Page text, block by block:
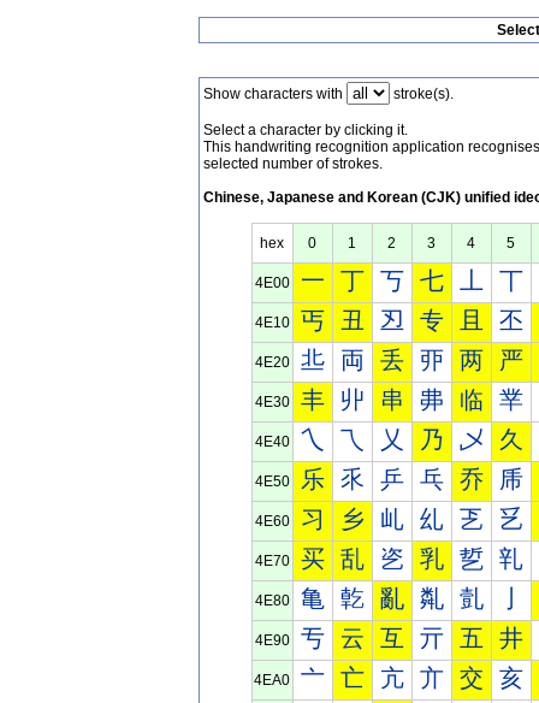
Show characters with stroke(s).
Select a character by clicking it.
This handwriting recognition application
selected number of strokes.
Chinese, Japanese and Korean (CJK) unified
hex 0 1 2 3 4 5
4E00 一 丁 丂 七 丅
4E10 丐 丑 丒 专 且 丕
4E20 丠 両 丢 丣 两 严
4E30 丰 丱 串 丳 临 丵
4E40 乀 乁 乂 乃 乄 久
4E50 乐 乑 乒 乓 乔 乕
4E60 习 乡 乢 乣 乤 乥
4E70 买 乱 乲 乳 乴 乵
4E80 亀 亁 亂 亃 亄
4E90 亐 云 互 亓 五 井
4EA0 亠 亡 亢 亣 交 亥